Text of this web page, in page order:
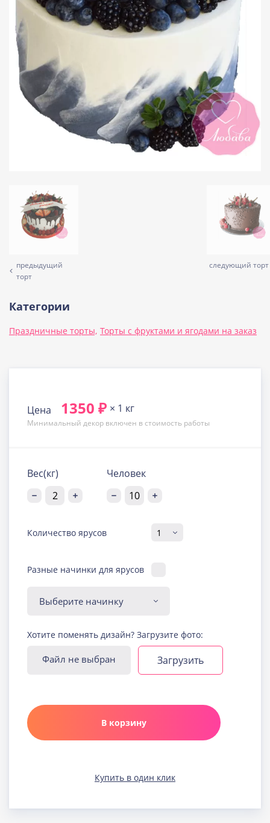
предыдущий
торт
следующий торт
Категории
Праздничные торты, Торты с фруктами и ягодами на заказ
Цена 1350 ₽ × 1 кг
Минимальный декор включен в стоимость работы
Вес(кг) Человек
Количество ярусов
Разные начинки для ярусов
Диабетическая-
безглютеновая начинка
Узнать подробнее о начинке
Йогуртовая с ягодами
Узнать подробнее о начинке
Карамельная
Узнать подробнее о начинке
(постная)
Хотите поменять дизайн? Загрузите фото:
Файл не выбран Загрузить
В корзину
Купить в один клик